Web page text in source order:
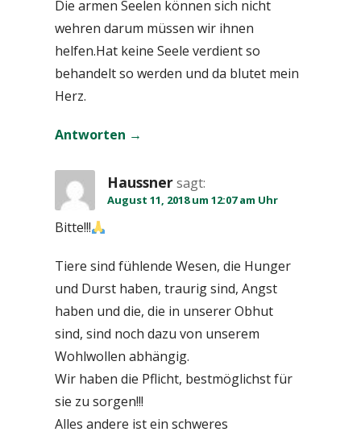
Die armen Seelen können sich nicht
wehren darum müssen wir ihnen
helfen.Hat keine Seele verdient so
behandelt so werden und da blutet mein
Herz.
Antworten
Haussnersagt:
August 11, 2018 um 12:07 am Uhr
Bitte!!!
Tiere sind fühlende Wesen, die Hunger
und Durst haben, traurig sind, Angst
haben und die, die in unserer Obhut
sind, sind noch dazu von unserem
Wohlwollen abhängig.
Wir haben die Pflicht, bestmöglichst für
sie zu sorgen!!!
Alles andere ist ein schweres